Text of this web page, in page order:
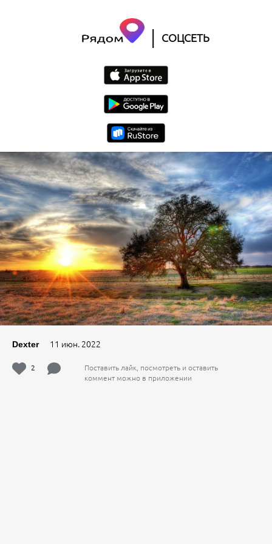
| СОЦСЕТЬ
Dexter11 июн. 2022
2
Поставить лайк, посмотреть и оставить
коммент можно в приложении